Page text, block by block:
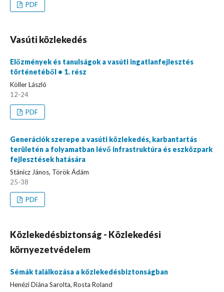
PDF
Vasúti közlekedés
Előzmények és tanulságok a vasúti ingatlanfejlesztés
történetéből • 1. rész
Köller László
12-24
PDF
Generációk szerepe a vasúti közlekedés, karbantartás
területén a folyamatban lévő infrastruktúra és eszközpark
fejlesztések hatására
Stánicz János, Török Ádám
25-38
PDF
Közlekedésbiztonság - Közlekedési
környezetvédelem
Sémák találkozása a közlekedésbiztonságban
Henézi Diána Sarolta, Rosta Roland